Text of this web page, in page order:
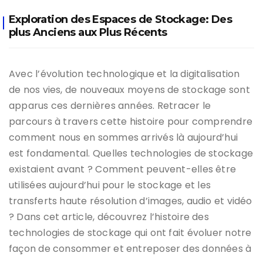
Exploration des Espaces de Stockage: Des
plus Anciens aux Plus Récents
Avec l’évolution technologique et la digitalisation
de nos vies, de nouveaux moyens de stockage sont
apparus ces dernières années. Retracer le
parcours à travers cette histoire pour comprendre
comment nous en sommes arrivés là aujourd’hui
est fondamental. Quelles technologies de stockage
existaient avant ? Comment peuvent-elles être
utilisées aujourd’hui pour le stockage et les
transferts haute résolution d’images, audio et vidéo
? Dans cet article, découvrez l’histoire des
technologies de stockage qui ont fait évoluer notre
façon de consommer et entreposer des données à